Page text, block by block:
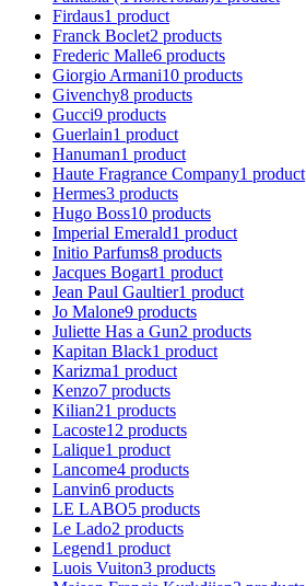
Firdaus1 product
Franck Boclet2 products
Frederic Malle6 products
Giorgio Armani10 products
Givenchy8 products
Gucci9 products
Guerlain1 product
Hanuman1 product
Haute Fragrance Company1 product
Hermes3 products
Hugo Boss10 products
Imperial Emerald1 product
Initio Parfums8 products
Jacques Bogart1 product
Jean Paul Gaultier1 product
Jo Malone9 products
Juliette Has a Gun2 products
Kapitan Black1 product
Karizma1 product
Kenzo7 products
Kilian21 products
Lacoste12 products
Lalique1 product
Lancome4 products
Lanvin6 products
LE LABO5 products
Le Lado2 products
Legend1 product
Luois Vuiton3 products